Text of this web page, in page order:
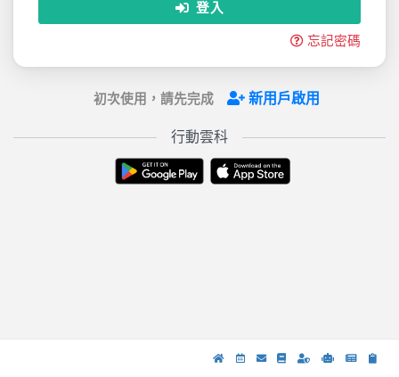
登入
忘記密碼
初次使用，請先完成 新用戶啟用
行動雲科